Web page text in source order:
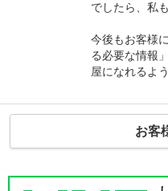
でしたら、私
今後もお客様
る必要な情報
屋になれるよ
お客